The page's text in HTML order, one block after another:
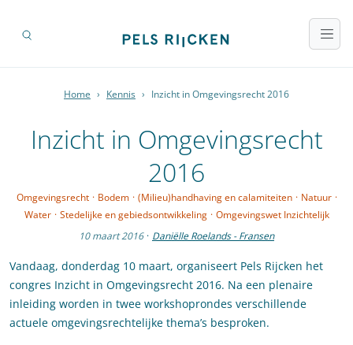
Home › Kennis › Inzicht in Omgevingsrecht 2016
Inzicht in Omgevingsrecht
2016
Omgevingsrecht · Bodem · (Milieu)handhaving en calamiteiten · Natuur ·
Water · Stedelijke en gebiedsontwikkeling · Omgevingswet Inzichtelijk
10 maart 2016 · Daniëlle Roelands - Fransen
Vandaag, donderdag 10 maart, organiseert Pels Rijcken het
congres Inzicht in Omgevingsrecht 2016. Na een plenaire
inleiding worden in twee workshoprondes verschillende
actuele omgevingsrechtelijke thema’s besproken.